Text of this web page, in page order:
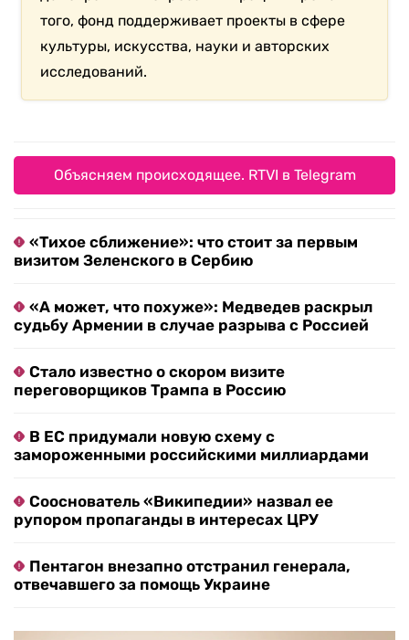
того, фонд поддерживает проекты в сфере
культуры, искусства, науки и авторских
исследований.
Объясняем происходящее. RTVI в Telegram
«Тихое сближение»: что стоит за первым
визитом Зеленского в Сербию
«А может, что похуже»: Медведев раскрыл
судьбу Армении в случае разрыва с Россией
Стало известно о скором визите
переговорщиков Трампа в Россию
В ЕС придумали новую схему с
замороженными российскими миллиардами
Сооснователь «Википедии» назвал ее
рупором пропаганды в интересах ЦРУ
Пентагон внезапно отстранил генерала,
отвечавшего за помощь Украине